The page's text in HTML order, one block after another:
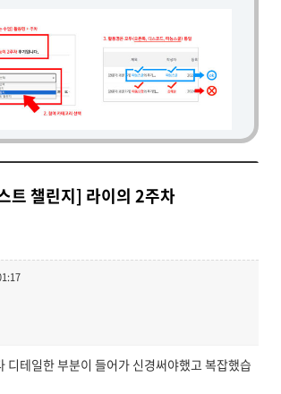
트 챌린지] 라이의 2주차
디테일한 부분이 들어가 신경써야했고 복잡했습